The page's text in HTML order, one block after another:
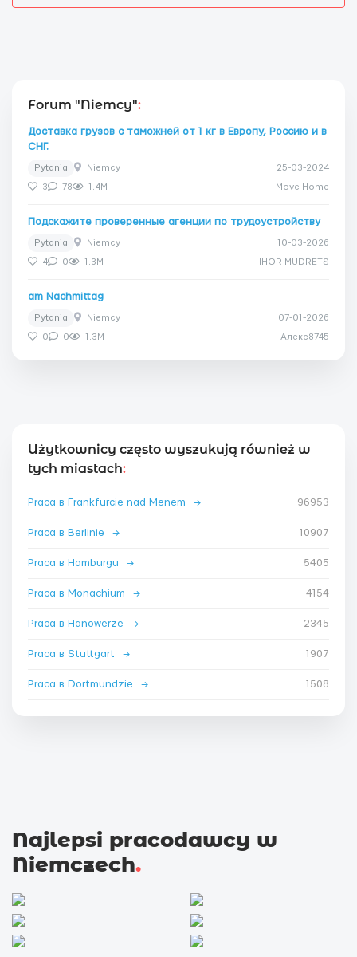
Forum "Niemcy":
Доставка грузов с таможней от 1 кг в Европу, Россию и в
СНГ.
Pytania Niemcy 25-03-2024
3 78 1.4M Move Home
Подскажите проверенные агенции по трудоустройству
Pytania Niemcy 10-03-2026
4 0 1.3M IHOR MUDRETS
am Nachmittag
Pytania Niemcy 07-01-2026
0 0 1.3M Алекс8745
Użytkownicy często wyszukują również w
tych miastach:
Praca в Frankfurcie nad Menem → 96953
Praca в Berlinie → 10907
Praca в Hamburgu → 5405
Praca в Monachium → 4154
Praca в Hanowerze → 2345
Praca в Stuttgart → 1907
Praca в Dortmundzie → 1508
Najlepsi pracodawcy w
Niemczech.